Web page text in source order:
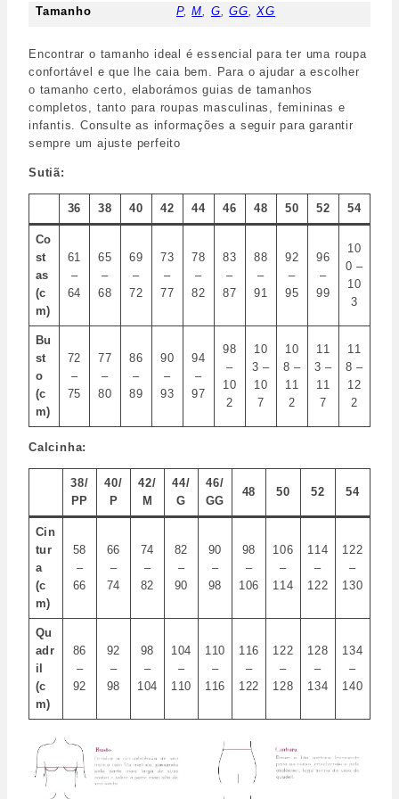
Tamanho P,M, G,GG,XG
Encontrar o tamanho ideal é essencial para ter uma roupa
confortável e que lhe caia bem. Para o ajudar a escolher
o tamanho certo, elaborámos guias de tamanhos
completos, tanto para roupas masculinas, femininas e
infantis. Consulte as informações a seguir para garantir
sempre um ajuste perfeito
Sutiã:
36 38 40 42 44 46 48 50 52 54
Co
st
as
(c
m)
61
–
64
65
–
68
69
–
72
73
–
77
78
–
82
83
–
87
88
–
91
92
–
95
96
–
99
10
0 –
10
3
Bu
st
o
(c
m)
72
–
75
77
–
80
86
–
89
90
–
93
94
–
97
98
–
10
2
10
3 –
10
7
10
8 –
11
2
11
3 –
11
7
11
8 –
12
2
Calcinha:
38/
PP
40/
P
42/
M
44/
G
46/
GG
48 50 52 54
Cin
tur
a
(c
m)
58
–
66
66
–
74
74
–
82
82
–
90
90
–
98
98
–
106
106
–
114
114
–
122
122
–
130
Qu
adr
il
(c
m)
86
–
92
92
–
98
98
–
104
104
–
110
110
–
116
116
–
122
122
–
128
128
–
134
134
–
140